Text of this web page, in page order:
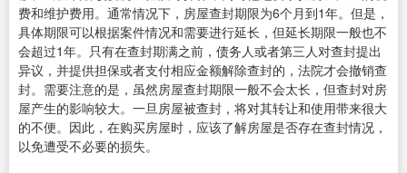
费和维护费用。通常情况下，房屋查封期限为6个月到1年。但是，
具体期限可以根据案件情况和需要进行延长，但延长期限一般也不
会超过1年。只有在查封期满之前，债务人或者第三人对查封提出
异议，并提供担保或者支付相应金额解除查封的，法院才会撤销查
封。需要注意的是，虽然房屋查封期限一般不会太长，但查封对房
屋产生的影响较大。一旦房屋被查封，将对其转让和使用带来很大
的不便。因此，在购买房屋时，应该了解房屋是否存在查封情况，
以免遭受不必要的损失。